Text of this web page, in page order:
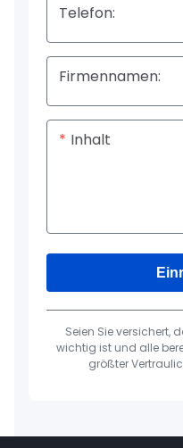
Telefon:
Firmennamen:
Inhalt
Seien Sie versichert,
wichtig ist und alle
größter